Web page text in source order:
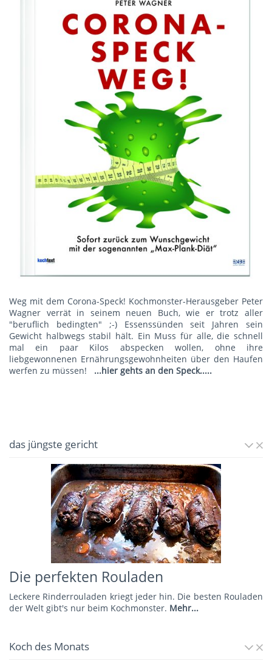
Weg mit dem Corona-Speck! Kochmonster-Herausgeber Peter
Wagner verrät in seinem neuen Buch, wie er trotz aller
"beruflich bedingten" ;-) Essenssünden seit Jahren sein
Gewicht halbwegs stabil hält. Ein Muss für alle, die schnell
mal ein paar Kilos abspecken wollen, ohne ihre
liebgewonnenen Ernährungsgewohnheiten über den Haufen
werfen zu müssen!
...hier gehts an den Speck.....
das jüngste gericht
Die perfekten Rouladen
Leckere Rinderrouladen kriegt jeder hin. Die besten Rouladen
der Welt gibt's nur beim Kochmonster. Mehr...
Koch des Monats